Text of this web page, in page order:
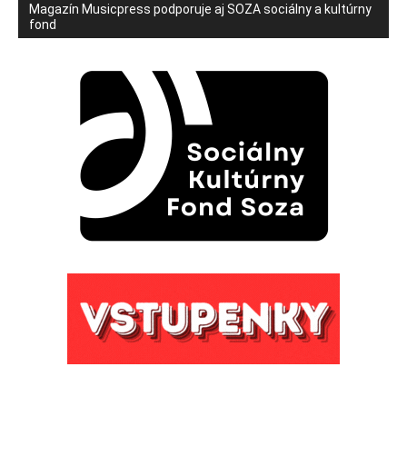
Magazín Musicpress podporuje aj SOZA sociálny a kultúrny
fond